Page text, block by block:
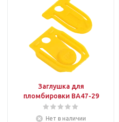
Заглушка для
пломбировки ВА47-29
Нет в наличии